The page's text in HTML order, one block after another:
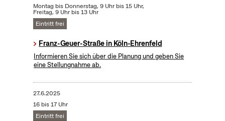
Montag bis Donnerstag, 9 Uhr bis 15 Uhr,
Freitag, 9 Uhr bis 13 Uhr
Eintritt frei
Franz-Geuer-Straße in Köln-Ehrenfeld
Informieren Sie sich über die Planung und geben Sie
eine Stellungnahme ab.
27.6.2025
16 bis 17 Uhr
Eintritt frei